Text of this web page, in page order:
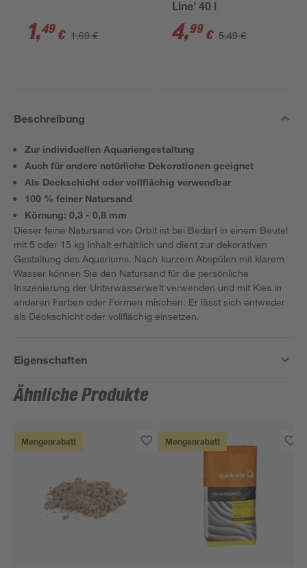
1,49 € 1,69 €
Line' 40 l
4,99 € 5,49 €
Beschreibung
Zur individuellen Aquariengestaltung
Auch für andere natürliche Dekorationen geeignet
Als Deckschicht oder vollflächig verwendbar
100 % feiner Natursand
Körnung: 0,3 - 0,8 mm
Dieser feine Natursand von Orbit ist bei Bedarf in einem Beutel
mit 5 oder 15 kg Inhalt erhältlich und dient zur dekorativen
Gestaltung des Aquariums. Nach kurzem Abspülen mit klarem
Wasser können Sie den Natursand für die persönliche
Inszenierung der Unterwasserwelt verwenden und mit Kies in
anderen Farben oder Formen mischen. Er lässt sich entweder
als Deckschicht oder vollflächig einsetzen.
Eigenschaften
Ähnliche Produkte
Mengenrabatt Mengenrabatt